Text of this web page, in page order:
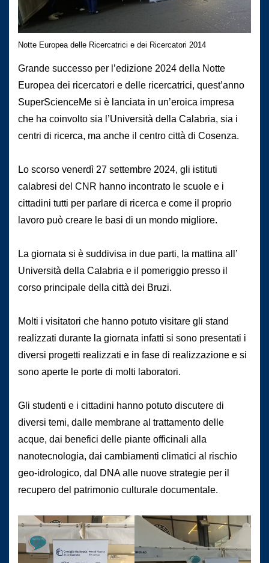
Notte Europea delle Ricercatrici e dei Ricercatori 2014
Grande successo per l’edizione 2024 della Notte
Europea dei ricercatori e delle ricercatrici, quest’anno
SuperScienceMe si è lanciata in un’eroica impresa
che ha coinvolto sia l’Università della Calabria, sia i
centri di ricerca, ma anche il centro città di Cosenza.
Lo scorso venerdì 27 settembre 2024, gli istituti
calabresi del CNR hanno incontrato le scuole e i
cittadini tutti per parlare di ricerca e come il proprio
lavoro può creare le basi di un mondo migliore.
La giornata si è suddivisa in due parti, la mattina all’
Università della Calabria e il pomeriggio presso il
corso principale della città dei Bruzi.
Molti i visitatori che hanno potuto visitare gli stand
realizzati durante la giornata infatti si sono presentati i
diversi progetti realizzati e in fase di realizzazione e si
sono aperte le porte di molti laboratori.
Gli studenti e i cittadini hanno potuto discutere di
diversi temi, dalle membrane al trattamento delle
acque, dai benefici delle piante officinali alla
nanotecnologia, dai cambiamenti climatici al rischio
geo-idrologico, dal DNA alle nuove strategie per il
recupero del patrimonio culturale documentale.